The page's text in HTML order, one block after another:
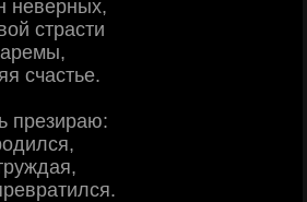
неверных,
страсти
счастье.
презираю: